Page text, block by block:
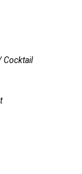
Cocktail